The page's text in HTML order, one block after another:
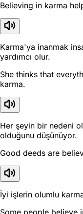
Believing in karma
Karma'ya inanmak
yardımcı olur.
She thinks that
karma.
Her şeyin bir nedeni
olduğunu düşünüyor.
Good deeds are
İyi işlerin olumlu